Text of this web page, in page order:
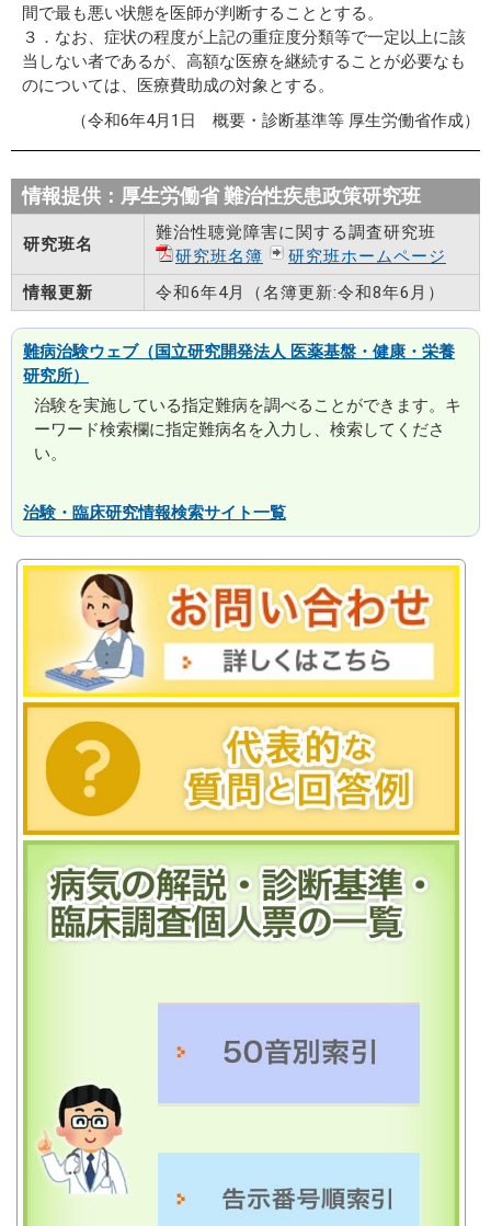
間で最も悪い状態を医師が判断することとする。
３．なお、症状の程度が上記の重症度分類等で一定以上に該
当しない者であるが、高額な医療を継続することが必要なも
のについては、医療費助成の対象とする。
（令和6年4月1日 概要・診断基準等 厚生労働省作成）
情報提供：厚生労働省 難治性疾患政策研究班
研究班名
難治性聴覚障害に関する調査研究班
研究班名簿
研究班ホームページ
情報更新
令和6年4月（名簿更新:令和8年6月）
難病治験ウェブ（国立研究開発法人 医薬基盤・健康・栄養
研究所）
治験を実施している指定難病を調べることができます。キ
ーワード検索欄に指定難病名を入力し、検索してくださ
い。
治験・臨床研究情報検索サイト一覧